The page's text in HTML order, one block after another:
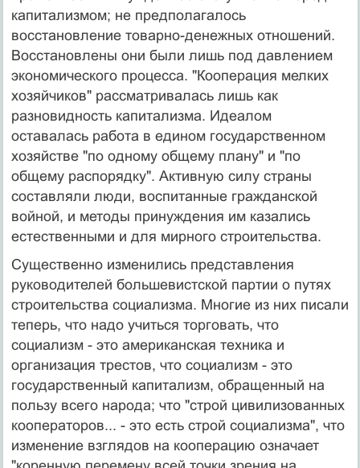
капитализмом; не предполагалось
восстановление товарно-денежных отношений.
Восстановлены они были лишь под давлением
экономического процесса. "Кооперация мелких
хозяйчиков" рассматривалась лишь как
разновидность капитализма. Идеалом
оставалась работа в едином государственном
хозяйстве "по одному общему плану" и "по
общему распорядку". Активную силу страны
составляли люди, воспитанные гражданской
войной, и методы принуждения им казались
естественными и для мирного строительства.
Существенно изменились представления
руководителей большевистской партии о путях
строительства социализма. Многие из них писали
теперь, что надо учиться торговать, что
социализм - это американская техника и
организация трестов, что социализм - это
государственный капитализм, обращенный на
пользу всего народа; что "строй цивилизованных
кооператоров... - это есть строй социализма", что
изменение взглядов на кооперацию означает